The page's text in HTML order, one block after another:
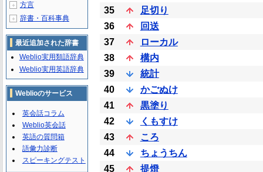
35
足切り
36
回送
37
ローカル
38
構内
39
統計
40
かごぬけ
41
黒塗り
42
くもすけ
43
ころ
44
ちょうちん
45
提燈
＋ 方言
＋ 辞書・百科事典
最近追加された辞書
Weblio実用類語辞典
Weblio実用英語辞典
Weblioのサービス
英会話コラム
Weblio英会話
英語の質問箱
語彙力診断
スピーキングテスト